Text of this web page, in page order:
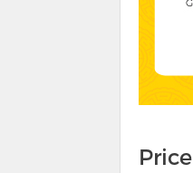
Price